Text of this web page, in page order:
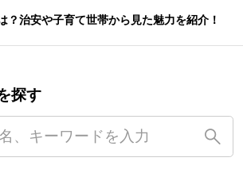
？治安や子育て世帯から見た魅力を紹介！
探す